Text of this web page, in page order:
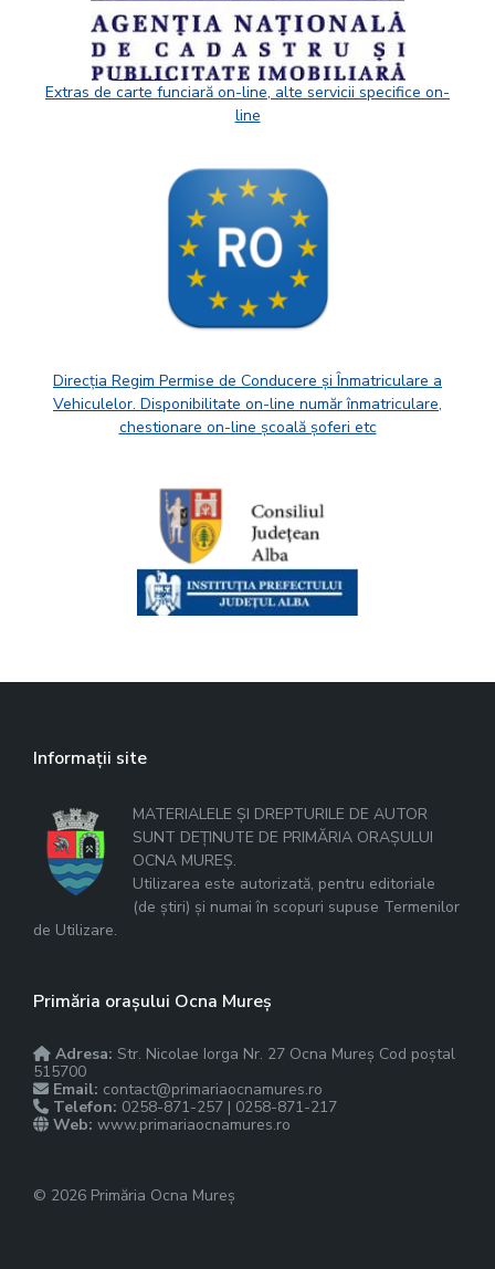
Extras de carte funciară on-line, alte servicii specifice on-
line
Direcția Regim Permise de Conducere și Înmatriculare a
Vehiculelor. Disponibilitate on-line număr înmatriculare,
chestionare on-line școală șoferi etc
Informații site
MATERIALELE ȘI DREPTURILE DE AUTOR
SUNT DEȚINUTE DE PRIMĂRIA ORAȘULUI
OCNA MUREȘ.
Utilizarea este autorizată, pentru editoriale
(de știri) și numai în scopuri supuse Termenilor
de Utilizare.
Primăria orașului Ocna Mureș
Adresa: Str. Nicolae Iorga Nr. 27 Ocna Mureș Cod poștal
515700
Email: contact@primariaocnamures.ro
Telefon: 0258-871-257 | 0258-871-217
Web: www.primariaocnamures.ro
© 2026 Primăria Ocna Mureș